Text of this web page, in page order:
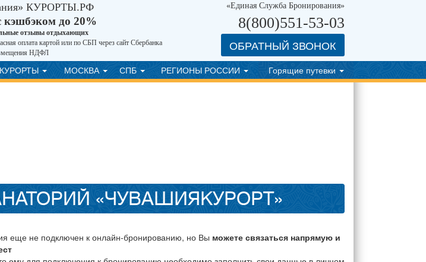
КУРОРТЫ.РФ
кэшбэком до 20%
отзывы отдыхающих
оплата картой или по СБП через сайт Сбербанка
НДФЛ
«Единая Служба Бронирования»
8(800)551-53-03
ОБРАТНЫЙ ЗВОНОК
МОСКВА СПБ РЕГИОНЫ РОССИИ
Горящие путевки
«ЧУВАШИЯКУРОРТ»
еще не подключен к онлайн-бронированию, но Вы можете связаться напрямую и